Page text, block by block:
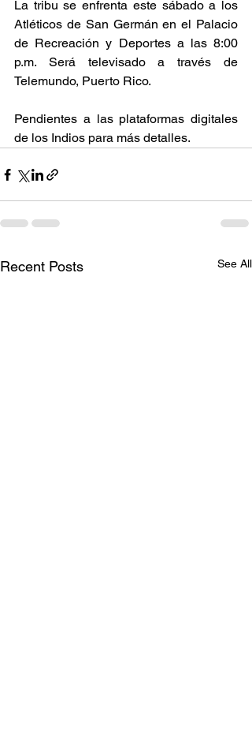
La tribu se enfrenta este sábado a los
Atléticos de San Germán en el Palacio
de Recreación y Deportes a las 8:00
p.m. Será televisado a través de
Telemundo, Puerto Rico.
Pendientes a las plataformas digitales
de los Indios para más detalles.
Recent Posts See All